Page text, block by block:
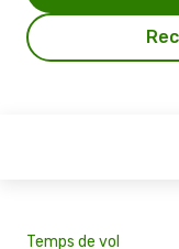
Temps de vol